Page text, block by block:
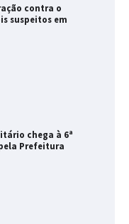
contra o
suspeitos em
chega à 6ª
Prefeitura